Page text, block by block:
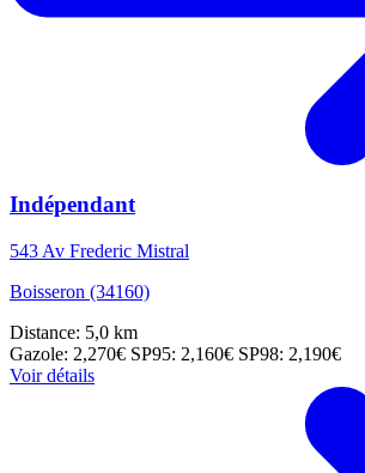
Indépendant
543 Av Frederic Mistral
Boisseron (34160)
Distance: 5,0 km
Gazole: 2,270€ SP95: 2,160€ SP98: 2,190€
Voir détails